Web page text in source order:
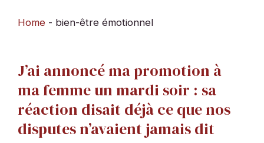
Home - bien-être émotionnel
J’ai annoncé ma promotion à
ma femme un mardi soir : sa
réaction disait déjà ce que nos
disputes n’avaient jamais dit